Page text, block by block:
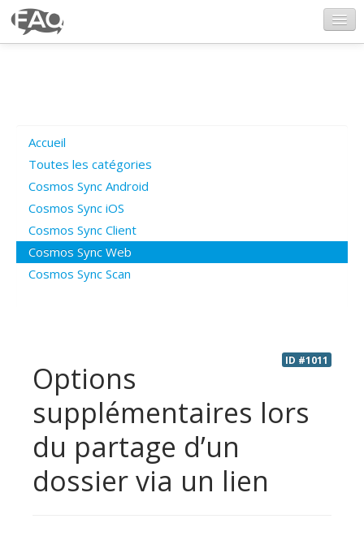
Poser une question
Questions ouvertes
Connexion
Accueil
Toutes les catégories
Cosmos Sync Android
Cosmos Sync iOS
Cosmos Sync Client
Cosmos Sync Web
Cosmos Sync Scan
ID #1011
Options
supplémentaires lors
du partage d’un
dossier via un lien